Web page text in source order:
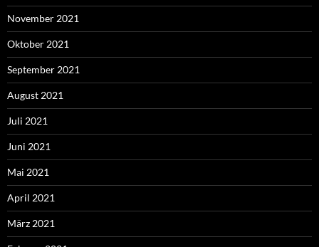
November 2021
Oktober 2021
September 2021
August 2021
Juli 2021
Juni 2021
Mai 2021
April 2021
März 2021